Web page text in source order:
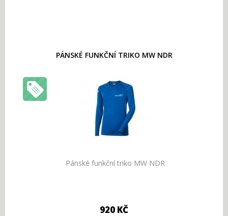
PÁNSKÉ FUNKČNÍ TRIKO MW NDR
Pánské funkční triko MW NDR
920 KČ